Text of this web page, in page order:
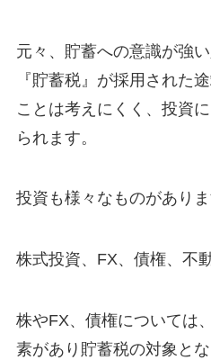
元々、貯蓄への意識が強
『貯蓄税』が採用された
ことは考えにくく、投資
られます。
投資も様々なものがありま
株式投資、FX、債権、不
株やFX、債権については
素があり貯蓄税の対象とな